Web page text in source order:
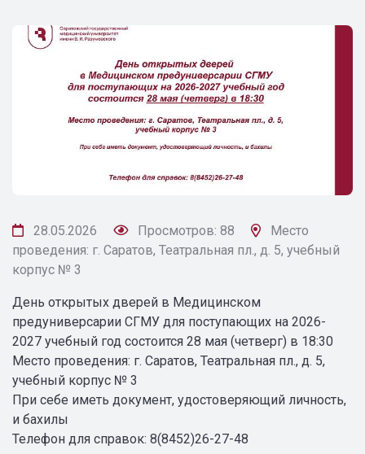
28.05.2026 Просмотров: 88
Место
проведения: г. Саратов, Театральная пл., д. 5, учебный
корпус № 3
День открытых дверей в Медицинском
предуниверсарии СГМУ для поступающих на 2026-
2027 учебный год состоится 28 мая (четверг) в 18:30
Место проведения: г. Саратов, Театральная пл., д. 5,
учебный корпус № 3
При себе иметь документ, удостоверяющий личность,
и бахилы
Телефон для справок: 8(8452)26-27-48